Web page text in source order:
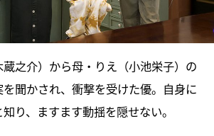
之介）から母・りえ（小池栄子）の
聞かされ、衝撃を受けた優。自身に
り、ますます動揺を隠せない。